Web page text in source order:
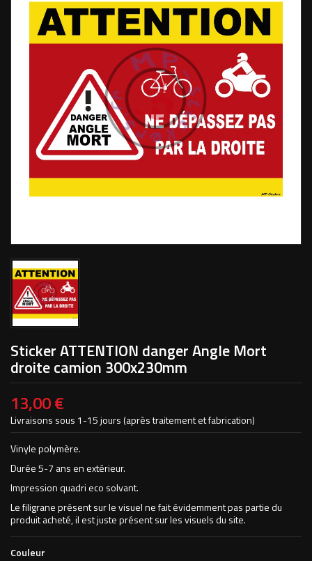
Sticker ATTENTION danger Angle Mort
droite camion 300x230mm
13,00 €
Livraisons sous 1-15 jours (après traitement et fabrication)
Vinyle polymère.
Durée 5-7 ans en extérieur.
Impression quadri eco solvant.
Le filigrane présent sur le visuel ne fait évidemment pas partie du
produit acheté, il est juste présent sur les visuels du site.
Couleur